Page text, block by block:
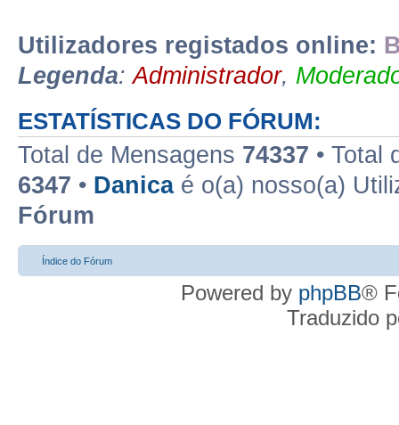
Utilizadores registados online:
Legenda:Administrador,
ESTATÍSTICAS DO FÓRUM:
Total de Mensagens 74337 • Total
6347 • Danicaé o(a) nosso(a)
Fórum
Índice do Fórum
Powered by phpBB®
Traduzido